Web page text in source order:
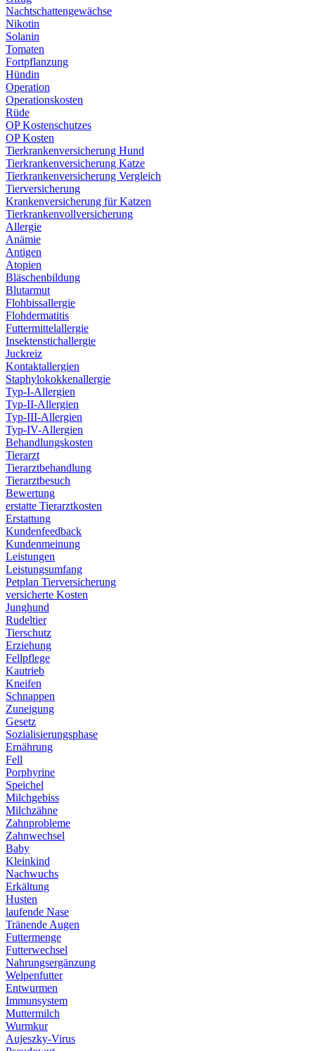
Nachtschattengewächse
Nikotin
Solanin
Tomaten
Fortpflanzung
Hündin
Operation
Operationskosten
Rüde
OP Kostenschutzes
OP Kosten
Tierkrankenversicherung Hund
Tierkrankenversicherung Katze
Tierkrankenversicherung Vergleich
Tierversicherung
Krankenversicherung für Katzen
Tierkrankenvollversicherung
Allergie
Anämie
Antigen
Atopien
Bläschenbildung
Blutarmut
Flohbissallergie
Flohdermatitis
Futtermittelallergie
Insektenstichallergie
Juckreiz
Kontaktallergien
Staphylokokkenallergie
Typ-I-Allergien
Typ-II-Allergien
Typ-III-Allergien
Typ-IV-Allergien
Behandlungskosten
Tierarzt
Tierarztbehandlung
Tierarztbesuch
Bewertung
erstatte Tierarztkosten
Erstattung
Kundenfeedback
Kundenmeinung
Leistungen
Leistungsumfang
Petplan Tierversicherung
versicherte Kosten
Junghund
Rudeltier
Tierschutz
Erziehung
Fellpflege
Kautrieb
Kneifen
Schnappen
Zuneigung
Gesetz
Sozialisierungsphase
Ernährung
Fell
Porphyrine
Speichel
Milchgebiss
Milchzähne
Zahnprobleme
Zahnwechsel
Baby
Kleinkind
Nachwuchs
Erkältung
Husten
laufende Nase
Tränende Augen
Futtermenge
Futterwechsel
Nahrungsergänzung
Welpenfutter
Entwurmen
Immunsystem
Muttermilch
Wurmkur
Aujeszky-Virus